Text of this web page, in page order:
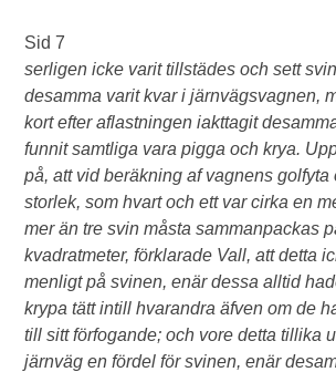
Sid 7
serligen icke varit tillstädes och sett
desamma varit kvar i järnvägsvagnen,
kort efter aflastningen iakttagit
funnit samtliga vara pigga och krya.
på, att vid beräkning af vagnens golfyta
storlek, som hvart och ett var cirka en
mer än tre svin måsta sammanpackas
kvadratmeter, förklarade Vall, att detta
menligt på svinen, enär dessa alltid
krypa tätt intill hvarandra äfven om de
till sitt förfogande; och vore detta tillika
järnväg en fördel för svinen, enär